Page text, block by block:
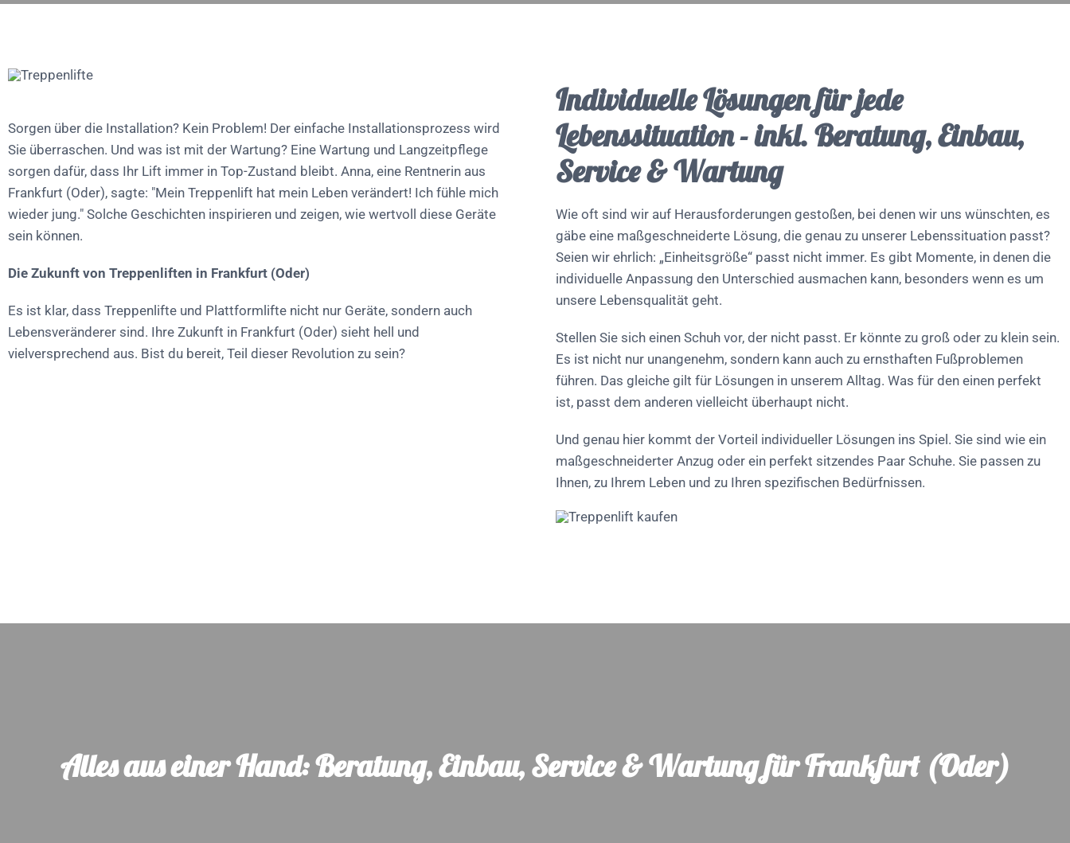
Sorgen über die Installation? Kein Problem! Der einfache Installationsprozess wird
Sie überraschen. Und was ist mit der Wartung? Eine Wartung und Langzeitpflege
sorgen dafür, dass Ihr Lift immer in Top-Zustand bleibt. Anna, eine Rentnerin aus
Frankfurt (Oder), sagte: "Mein Treppenlift hat mein Leben verändert! Ich fühle mich
wieder jung." Solche Geschichten inspirieren und zeigen, wie wertvoll diese Geräte
sein können.
Die Zukunft von Treppenliften in Frankfurt (Oder)
Es ist klar, dass Treppenlifte und Plattformlifte nicht nur Geräte, sondern auch
Lebensveränderer sind. Ihre Zukunft in Frankfurt (Oder) sieht hell und
vielversprechend aus. Bist du bereit, Teil dieser Revolution zu sein?
Individuelle Lösungen für jede
Lebenssituation - inkl. Beratung, Einbau,
Service & Wartung
Wie oft sind wir auf Herausforderungen gestoßen, bei denen wir uns wünschten, es
gäbe eine maßgeschneiderte Lösung, die genau zu unserer Lebenssituation passt?
Seien wir ehrlich: „Einheitsgröße“ passt nicht immer. Es gibt Momente, in denen die
individuelle Anpassung den Unterschied ausmachen kann, besonders wenn es um
unsere Lebensqualität geht.
Stellen Sie sich einen Schuh vor, der nicht passt. Er könnte zu groß oder zu klein sein.
Es ist nicht nur unangenehm, sondern kann auch zu ernsthaften Fußproblemen
führen. Das gleiche gilt für Lösungen in unserem Alltag. Was für den einen perfekt
ist, passt dem anderen vielleicht überhaupt nicht.
Und genau hier kommt der Vorteil individueller Lösungen ins Spiel. Sie sind wie ein
maßgeschneiderter Anzug oder ein perfekt sitzendes Paar Schuhe. Sie passen zu
Ihnen, zu Ihrem Leben und zu Ihren spezifischen Bedürfnissen.
Alles aus einer Hand: Beratung, Einbau, Service & Wartung für Frankfurt (Oder)